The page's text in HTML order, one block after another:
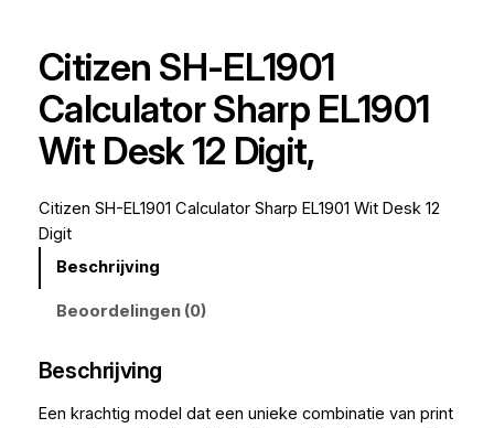
Citizen SH-EL1901
Calculator Sharp EL1901
Wit Desk 12 Digit,
Citizen SH-EL1901 Calculator Sharp EL1901 Wit Desk 12
Digit
Beschrijving
Beoordelingen (0)
Beschrijving
Een krachtig model dat een unieke combinatie van print